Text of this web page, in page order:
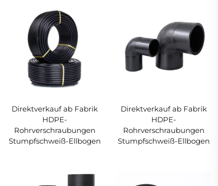
Direktverkauf ab Fabrik
HDPE-
Rohrverschraubungen
Stumpfschweiß-Ellbogen
Direktverkauf ab Fabrik
HDPE-
Rohrverschraubungen
Stumpfschweiß-Ellbogen